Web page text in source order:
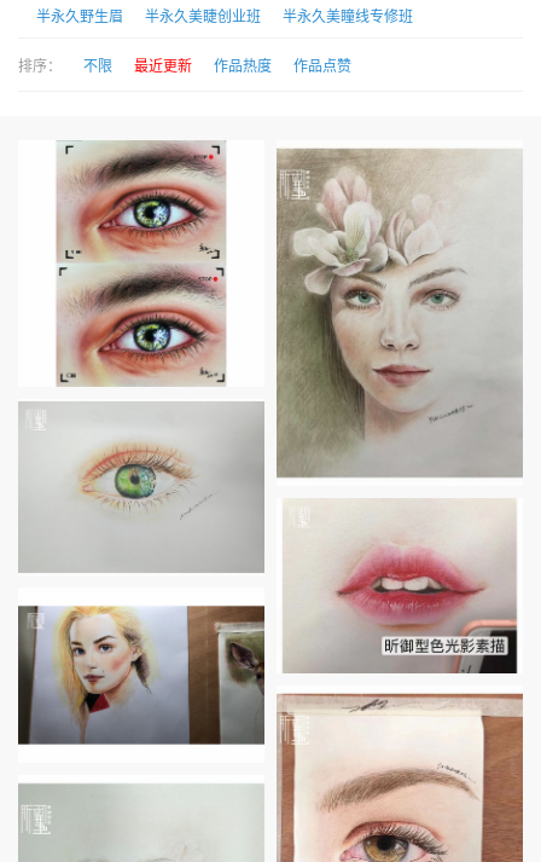
半永久野生眉
半永久美睫创业班 半永久美瞳线专修班
排序： 不限 最近更新 作品热度 作品点赞